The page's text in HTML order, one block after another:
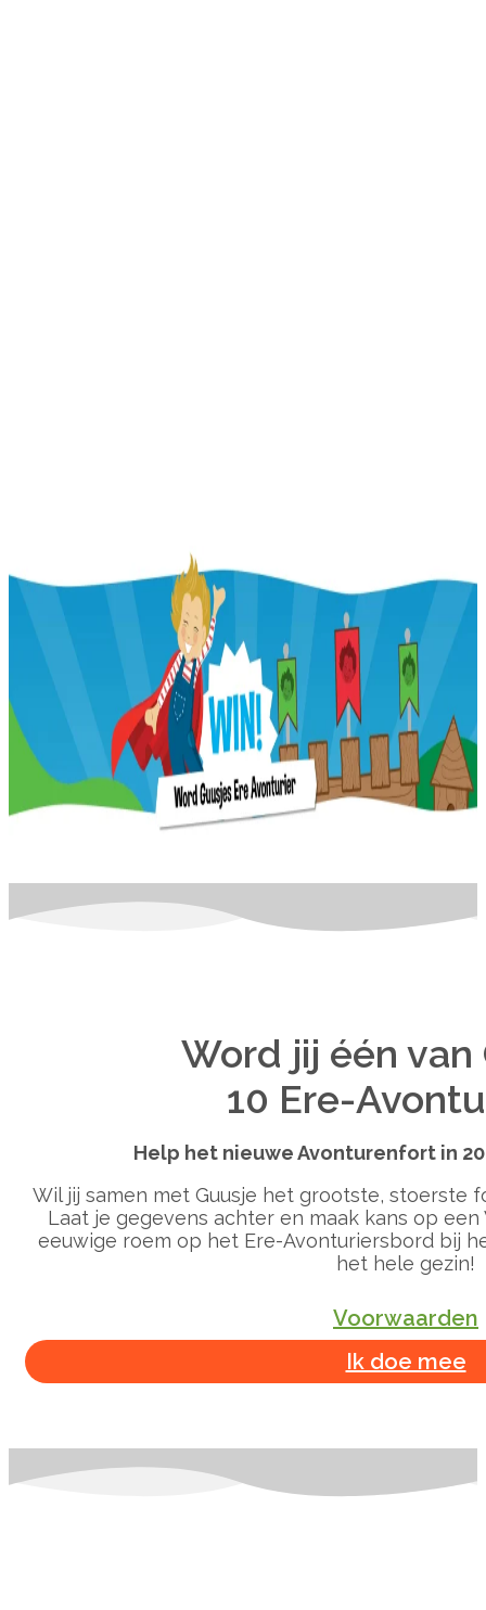
Word jij één van
10 Ere-
Help het nieuwe Avonturenfort in
Wil jij samen met Guusje het grootste, stoerste
Laat je gegevens achter en maak kans op
eeuwige roem op het Ere-Avonturiersbord bij
het hele gezin!
Voorwaarden
Ik doe mee